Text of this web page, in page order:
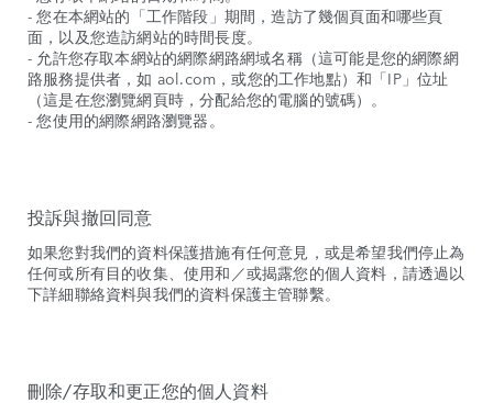
- 您在本網站的「工作階段」期間，造訪了幾個頁面和哪些頁
面，以及您造訪網站的時間長度。
- 允許您存取本網站的網際網路網域名稱（這可能是您的網際網
路服務提供者，如 aol.com，或您的工作地點）和「IP」位址
（這是在您瀏覽網頁時，分配給您的電腦的號碼）。
- 您使用的網際網路瀏覽器。
投訴與撤回同意
如果您對我們的資料保護措施有任何意見，或是希望我們停止為
任何或所有目的收集、使用和／或揭露您的個人資料，請透過以
下詳細聯絡資料與我們的資料保護主管聯繫。
刪除/存取和更正您的個人資料